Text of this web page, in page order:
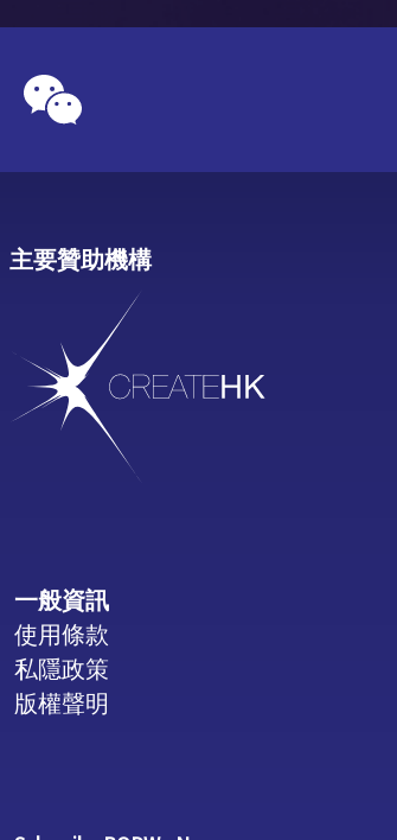
主要贊助機構
一般資訊
使用條款
私隱政策
版權聲明